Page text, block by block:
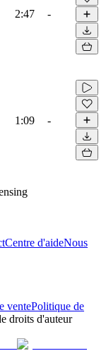
2:47 -
1:09 -
Centre d'aideNous
ventePolitique de
droits d'auteur